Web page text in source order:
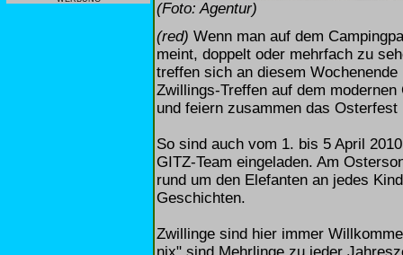
(Foto: Agentur)
(red) Wenn man auf dem
meint, doppelt oder mehrfach zu
treffen sich an diesem
Zwillings-Treffen auf dem
und feiern zusammen das
So sind auch vom 1. bis 5 April
GITZ-Team eingeladen. Am
rund um den Elefanten an jedes
Geschichten.
Zwillinge sind hier immer